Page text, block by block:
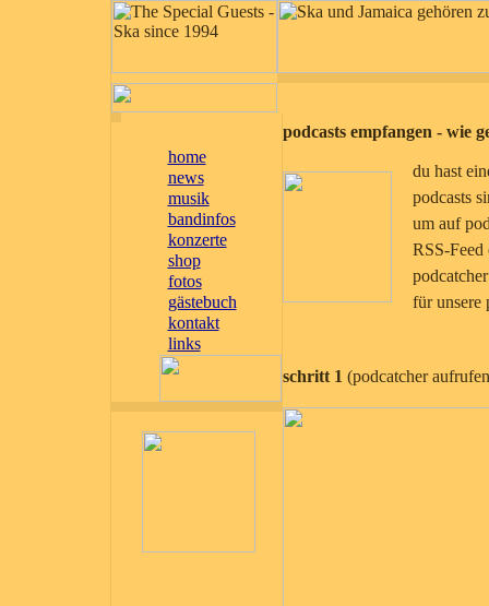
home
news
musik
bandinfos
konzerte
shop
fotos
gästebuch
kontakt
links
podcasts empfangen - wie
du hast
podcasts
um auf
RSS-
für unsere
schritt 1 (podcatcher